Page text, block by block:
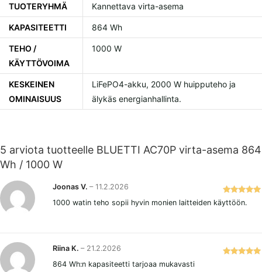
TUOTERYHMÄ Kannettava virta-asema
KAPASITEETTI 864 Wh
TEHO /
KÄYTTÖVOIMA
1000 W
KESKEINEN
OMINAISUUS
LiFePO4-akku, 2000 W huipputeho ja
älykäs energianhallinta.
5 arviota tuotteelle BLUETTI AC70P virta-asema 864
Wh / 1000 W
Arvostelu
Joonas V. – 11.2.2026
1000 watin teho sopii hyvin monien laitteiden käyttöön.
Riina K. – 21.2.2026
864 Wh:n kapasiteetti tarjoaa mukavasti